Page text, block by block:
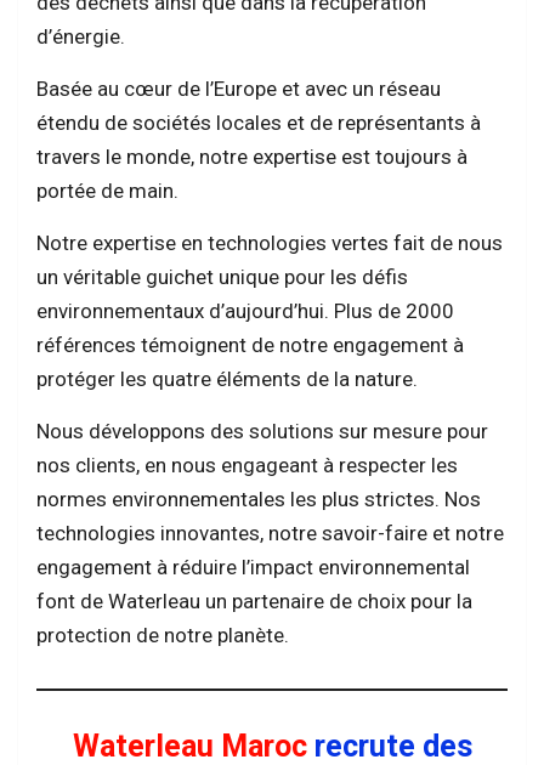
d’énergie.
Basée au cœur de l’Europe et avec un réseau
étendu de sociétés locales et de représentants à
travers le monde, notre expertise est toujours à
portée de main.
Notre expertise en technologies vertes fait de nous
un véritable guichet unique pour les défis
environnementaux d’aujourd’hui. Plus de 2000
références témoignent de notre engagement à
protéger les quatre éléments de la nature.
Nous développons des solutions sur mesure pour
nos clients, en nous engageant à respecter les
normes environnementales les plus strictes. Nos
technologies innovantes, notre savoir-faire et notre
engagement à réduire l’impact environnemental
font de Waterleau un partenaire de choix pour la
protection de notre planète.
Waterleau Marocrecrute des